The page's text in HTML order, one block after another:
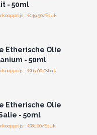
- 50ml
: €49.50/Stuk
Etherische Olie
- 50ml
: €63.00/Stuk
Etherische Olie
- 50ml
: €81.00/Stuk